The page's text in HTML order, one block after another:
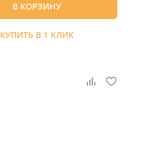
В КОРЗИНУ
КУПИТЬ В 1 КЛИК